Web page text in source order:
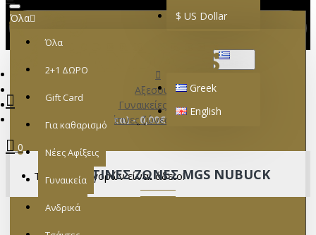
$ US Dollar
Greek
English
0 προϊόν(τα) - 0,00€
0
Το καλάθι αγορών είναι άδειο!
Όλα
Όλα
2+1 ΔΩΡΟ
Gift Card
Για καθαρισμό
Νέες Αφίξεις
Γυναικεία
Ανδρικά
Αξεσουάρ
Γυναικείες Ζώνες
Δερμάτινες ζώνες MGS nubuck
ΔΕΡΜΆΤΙΝΕΣ ΖΏΝΕΣ MGS NUBUCK